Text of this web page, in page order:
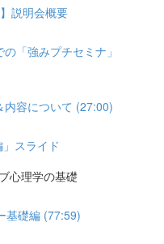
説明会概要
「強みプチセミナ」
容について (27:00)
」スライド
心理学の基礎
基礎編 (77:59)